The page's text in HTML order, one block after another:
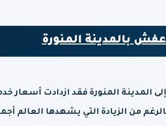
بالمدينة المنورة
المنورة فقد ازدادت أسعار
من الزيادة التي يشهدها العالم